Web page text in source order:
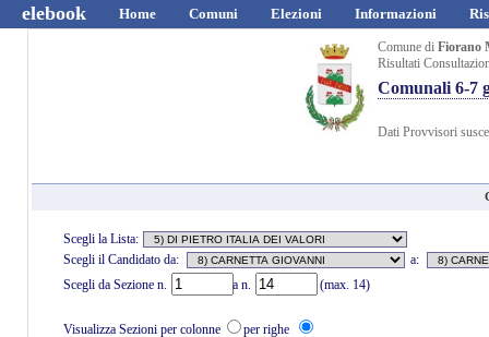
elebook Home Comuni Elezioni Informazioni
Comune di Fiorano
Risultati
Comunali 6-7
Dati Provvisori
Scegli la Lista:
Scegli il Candidato da:
a:
Scegli da Sezione n.
a n. (max. 14)
Visualizza Sezioni per colonne per righe